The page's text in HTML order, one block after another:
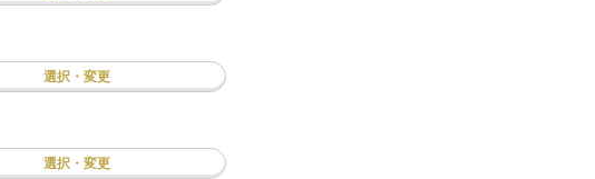
選択・変更
選択・変更